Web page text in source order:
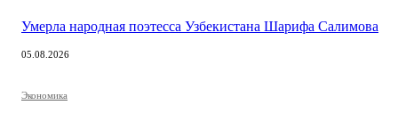
Умерла народная поэтесса Узбекистана Шарифа Салимова
05.08.2026
Экономика